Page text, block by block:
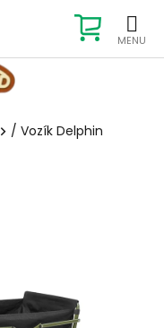
KOŠÍK
/ Vozík Delphin